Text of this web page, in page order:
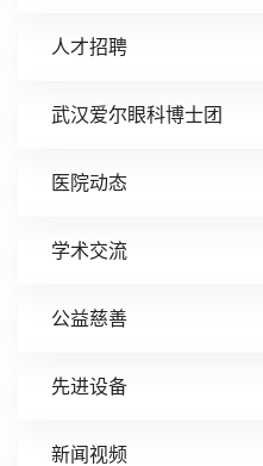
人才招聘
武汉爱尔眼科博士团
医院动态
学术交流
公益慈善
先进设备
新闻视频